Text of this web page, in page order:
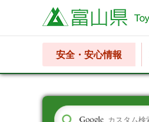
富山県
安全・安心情報